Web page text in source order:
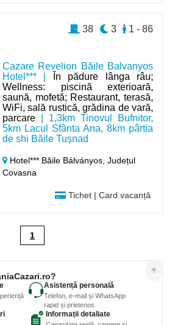
Cazare Revelion Băile Balvanyos
Hotel*** |
În pădure lânga râu;
Wellness: piscină exterioară,
saună, mofetă; Restaurant, terasă,
WiFi, sală rustică, grădina de vară,
parcare | 1,3km Tinovul Bufnitor,
5km Lacul Sfânta Ana, 8km pârtia
de shi Băile Tușnad
Hotel*** Băile Bálványos,Județul
Covasna
Tichet | Card vacanță
1 - 86
3
38
1
Asistență personală
Telefon, e-mail și WhatsApp
rapid și prietenos
Informații detaliate